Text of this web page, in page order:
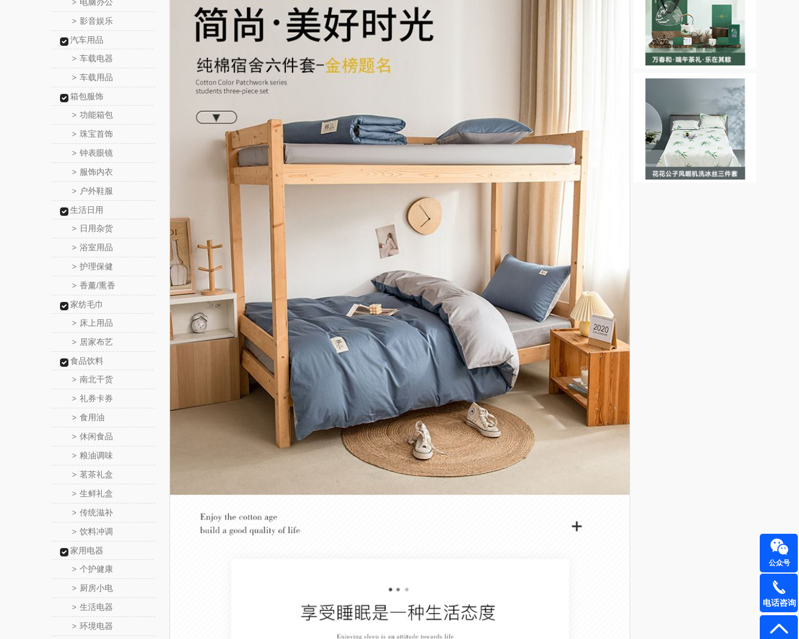
>
> 影音娱乐
汽车用品
> 车载电器
> 车载用品
箱包服饰
> 功能箱包
> 珠宝首饰
> 钟表眼镜
> 服饰内衣
> 户外鞋服
生活日用
> 日用杂货
> 浴室用品
> 护理保健
> 香薰/熏香
家纺毛巾
> 床上用品
> 居家布艺
食品饮料
> 南北干货
> 礼券卡券
> 食用油
> 休闲食品
> 粮油调味
> 茗茶礼盒
> 生鲜礼盒
> 传统滋补
> 饮料冲调
家用电器
> 个护健康
> 厨房小电
> 生活电器
> 环境电器
公众号
电话咨询